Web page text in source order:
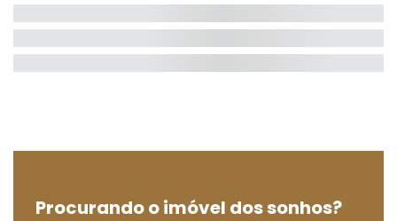
Procurando o imóvel dos sonhos?